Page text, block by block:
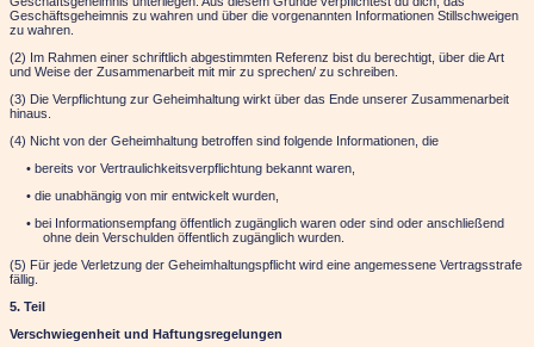
Geschäftsgeheimnis zu wahren und über die vorgenannten Informationen Stillschweigen
zu wahren.
(2) Im Rahmen einer schriftlich abgestimmten Referenz bist du berechtigt, über die Art
und Weise der Zusammenarbeit mit mir zu sprechen/ zu schreiben.
(3) Die Verpflichtung zur Geheimhaltung wirkt über das Ende unserer Zusammenarbeit
hinaus.
(4) Nicht von der Geheimhaltung betroffen sind folgende Informationen, die
• bereits vor Vertraulichkeitsverpflichtung bekannt waren,
• die unabhängig von mir entwickelt wurden,
• bei Informationsempfang öffentlich zugänglich waren oder sind oder anschließend
ohne dein Verschulden öffentlich zugänglich wurden.
(5) Für jede Verletzung der Geheimhaltungspflicht wird eine angemessene Vertragsstrafe
fällig.
5. Teil
Verschwiegenheit und Haftungsregelungen